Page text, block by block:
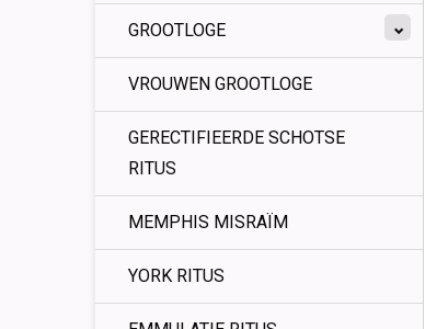
GROOTLOGE
VROUWEN GROOTLOGE
GERECTIFIEERDE SCHOTSE
RITUS
MEMPHIS MISRAÏM
YORK RITUS